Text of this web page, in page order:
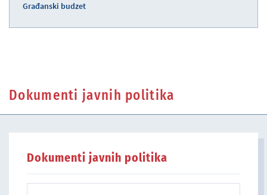
Građanski budzet
Dokumenti javnih politika
Dokumenti javnih politika